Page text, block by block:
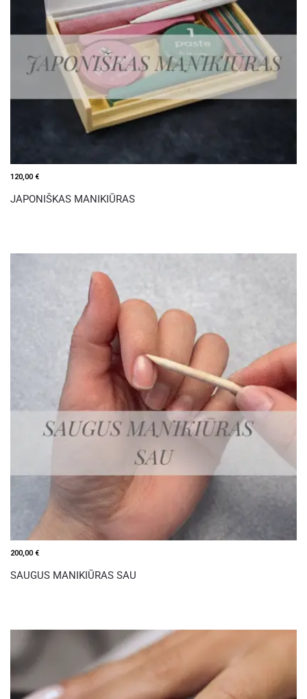
120,00 €
JAPONIŠKAS MANIKIŪRAS
200,00 €
SAUGUS MANIKIŪRAS SAU